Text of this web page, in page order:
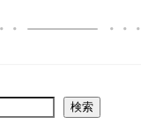
検索